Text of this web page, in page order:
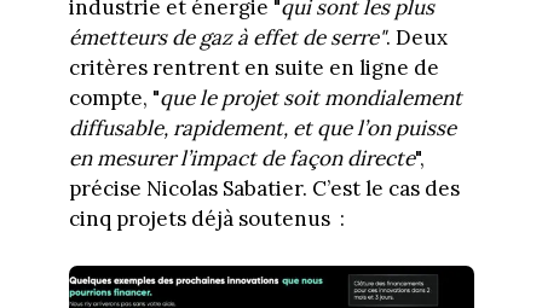
industrie et énergie "qui sont les plus
émetteurs de gaz à effet de serre". Deux
critères rentrent en suite en ligne de
compte, "que le projet soit mondialement
diffusable, rapidement, et que l’on puisse
en mesurer l’impact de façon directe",
précise Nicolas Sabatier. C’est le cas des
cinq projets déjà soutenus :